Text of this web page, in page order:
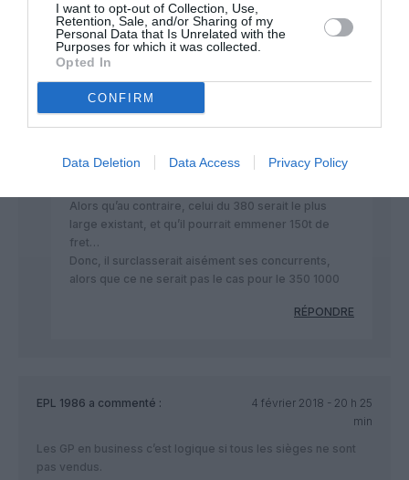
I want to opt-out of Collection, Use,
Retention, Sale, and/or Sharing of my
Personal Data that Is Unrelated with the
Purposes for which it was collected.
Opted In
CONFIRM
Data Deletion Data Access Privacy Policy
Clo2Ba commenté :
4 février 2018 - 18 h
répondre concernant une éventuelle version fret de
l’A350 1000 :
et qu’il reviendrait forcément plus cher qu’un avion
Alors qu’au contraire, celui du 380 serait le plus
large existant, et qu’il pourrait emmener 150t de
fret…
Donc, il surclasserait aisément ses concurrents,
alors que ce ne serait pas le cas pour le 350 1000
RÉPONDRE
EPL 1986 a commenté :
4 février 2018 - 20 h 25
min
Les GP en business c’est logique si tous les sièges ne sont
pas vendus.